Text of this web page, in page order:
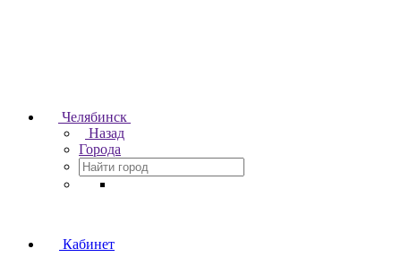
Челябинск
Назад
Города
Кабинет